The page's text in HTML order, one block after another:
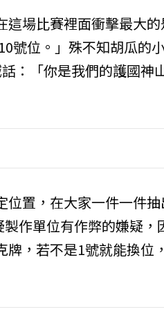
這場比賽裡面衝擊最大的
號位。」殊不知胡瓜的
：「你是我們的護國神
位置，在大家一件一件抽
作單位有作弊的嫌疑，
，若不是1號就能換位